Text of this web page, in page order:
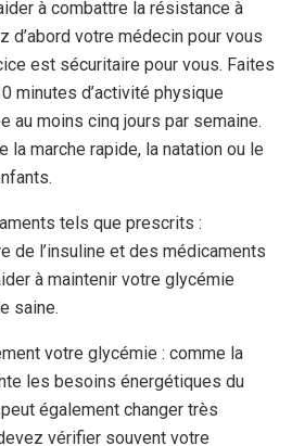
à combattre la résistance à
d’abord votre médecin pour vous
est sécuritaire pour vous. Faites
minutes d’activité physique
au moins cinq jours par semaine.
la marche rapide, la natation ou le
tels que prescrits :
de l’insuline et des médicaments
à maintenir votre glycémie
saine.
votre glycémie : comme la
les besoins énergétiques du
également changer très
vérifier souvent votre